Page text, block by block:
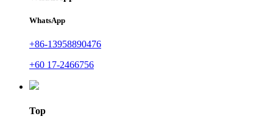
WhatsApp
+86-13958890476
+60 17-2466756
Top